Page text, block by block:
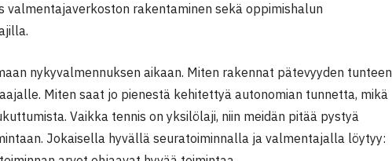
valmentajaverkoston rakentaminen sekä oppimishalun
nykyvalmennuksen aikaan. Miten rakennat pätevyyden tunteen
Miten saat jo pienestä kehitettyä autonomian tunnetta, mikä
Vaikka tennis on yksilölaji, niin meidän pitää pystyä
Jokaisella hyvällä seuratoiminnalla ja valmentajalla löytyy: